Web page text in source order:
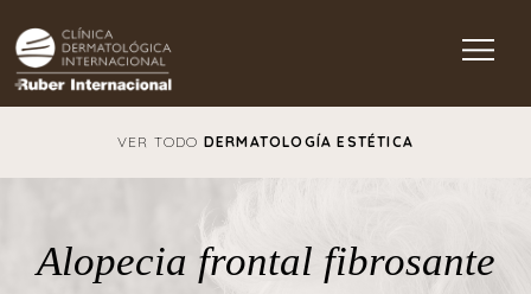
Main Navigation
VER TODO DERMATOLOGÍA ESTÉTICA
Alopecia frontal fibrosante